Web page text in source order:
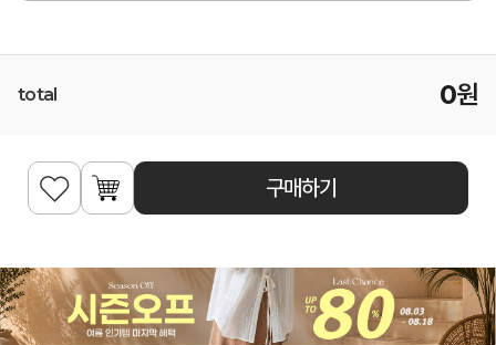
total 0원
구매하기